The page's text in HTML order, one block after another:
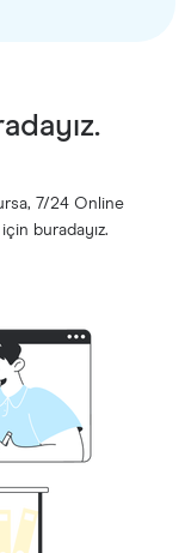
7/24 Online
buradayız.